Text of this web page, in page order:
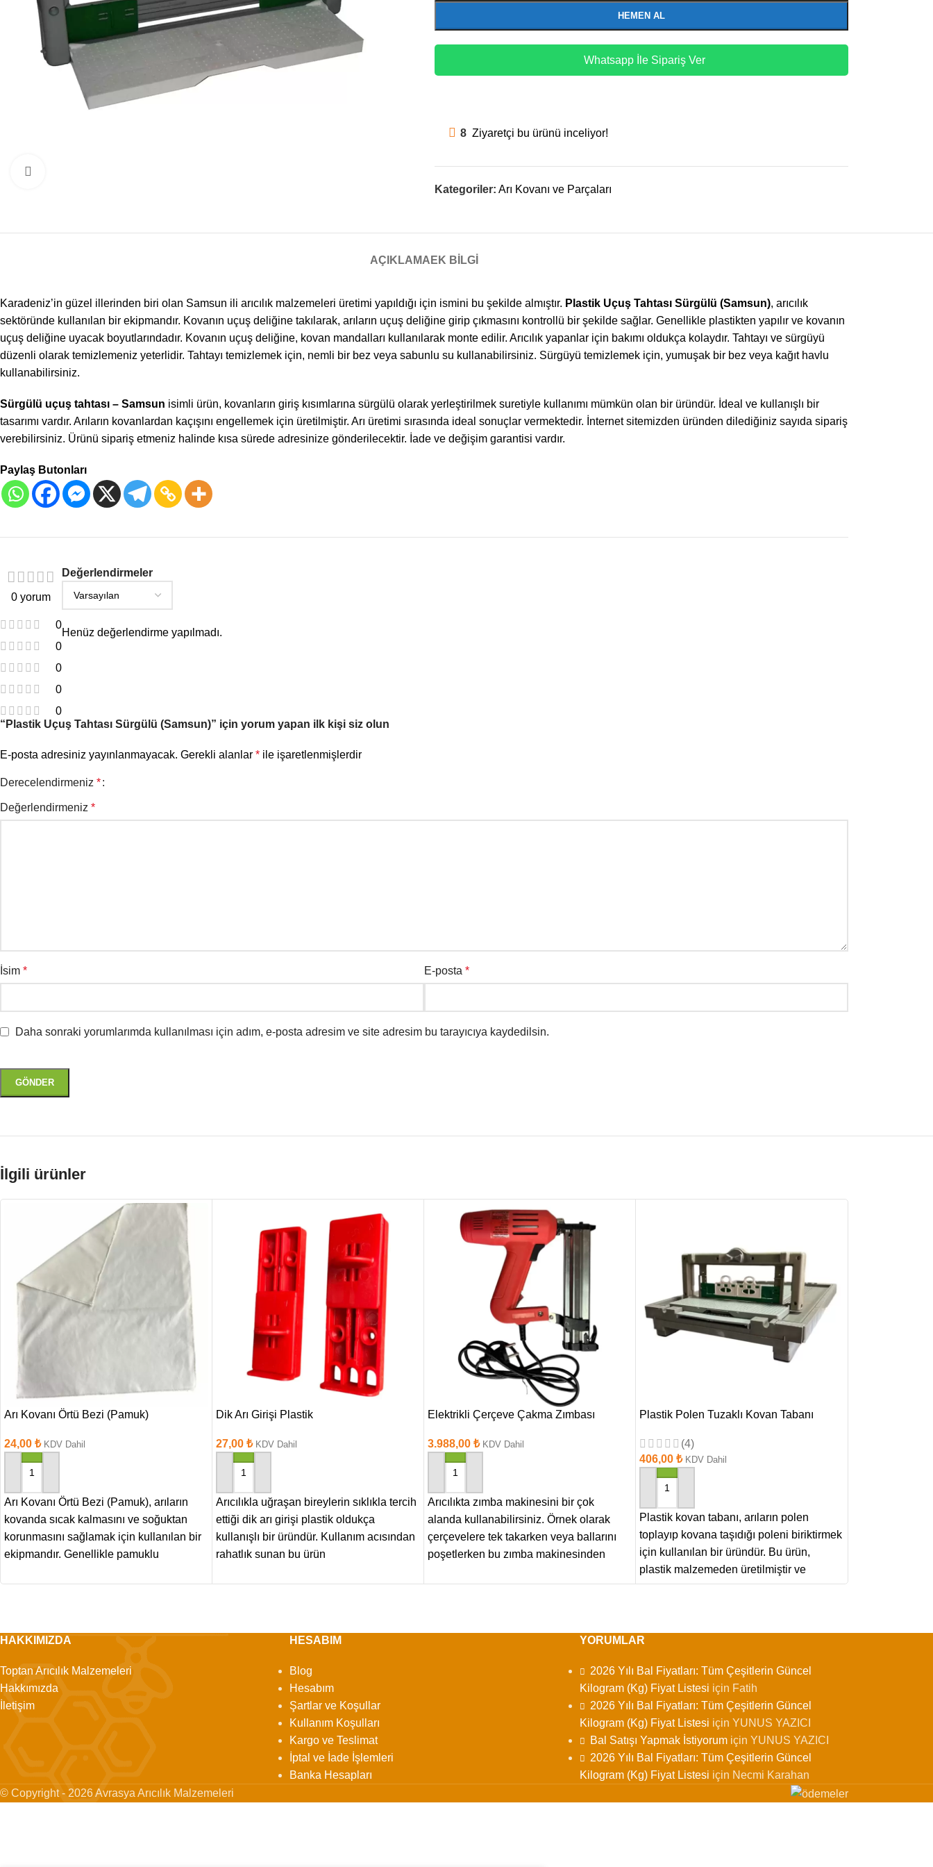
HEMEN AL
Whatsapp İle Sipariş Ver
8 Ziyaretçi bu ürünü inceliyor!
Kategoriler: Arı Kovanı ve Parçaları
AÇIKLAMA EK BILGI
Karadeniz’in güzel illerinden biri olan Samsun ili arıcılık malzemeleri üretimi yapıldığı için ismini bu şekilde almıştır. Plastik Uçuş Tahtası Sürgülü (Samsun), arıcılık
sektöründe kullanılan bir ekipmandır. Kovanın uçuş deliğine takılarak, arıların uçuş deliğine girip çıkmasını kontrollü bir şekilde sağlar. Genellikle plastikten yapılır ve kovanın
uçuş deliğine uyacak boyutlarındadır. Kovanın uçuş deliğine, kovan mandalları kullanılarak monte edilir. Arıcılık yapanlar için bakımı oldukça kolaydır. Tahtayı ve sürgüyü
düzenli olarak temizlemeniz yeterlidir. Tahtayı temizlemek için, nemli bir bez veya sabunlu su kullanabilirsiniz. Sürgüyü temizlemek için, yumuşak bir bez veya kağıt havlu
kullanabilirsiniz.
Sürgülü uçuş tahtası – Samsun isimli ürün, kovanların giriş kısımlarına sürgülü olarak yerleştirilmek suretiyle kullanımı mümkün olan bir üründür. İdeal ve kullanışlı bir
tasarımı vardır. Arıların kovanlardan kaçışını engellemek için üretilmiştir. Arı üretimi sırasında ideal sonuçlar vermektedir. İnternet sitemizden üründen dilediğiniz sayıda sipariş
verebilirsiniz. Ürünü sipariş etmeniz halinde kısa sürede adresinize gönderilecektir. İade ve değişim garantisi vardır.
Paylaş Butonları
0 yorum
0
0
0
0
0
Değerlendirmeler
Henüz değerlendirme yapılmadı.
“Plastik Uçuş Tahtası Sürgülü (Samsun)” için yorum yapan ilk kişi siz olun
E-posta adresiniz yayınlanmayacak. Gerekli alanlar * ile işaretlenmişlerdir
Derecelendirmeniz *
Değerlendirmeniz *
İsim * E-posta *
Daha sonraki yorumlarımda kullanılması için adım, e-posta adresim ve site adresim bu tarayıcıya kaydedilsin.
İlgili ürünler
Arı Kovanı Örtü Bezi (Pamuk)
24,00 ₺ KDV Dahil
SEPETE EKLE
Arı Kovanı Örtü Bezi (Pamuk), arıların
kovanda sıcak kalmasını ve soğuktan
korunmasını sağlamak için kullanılan bir
ekipmandır. Genellikle pamuklu
Dik Arı Girişi Plastik
27,00 ₺ KDV Dahil
SEPETE EKLE
Arıcılıkla uğraşan bireylerin sıklıkla tercih
ettiği dik arı girişi plastik oldukça
kullanışlı bir üründür. Kullanım acısından
rahatlık sunan bu ürün
Elektrikli Çerçeve Çakma Zımbası
3.988,00 ₺ KDV Dahil
SEPETE EKLE
Arıcılıkta zımba makinesini bir çok
alanda kullanabilirsiniz. Örnek olarak
çerçevelere tek takarken veya ballarını
poşetlerken bu zımba makinesinden
1 Adet
Plastik Polen Tuzaklı Kovan Tabanı
(4)
406,00 ₺ KDV Dahil
SEPETE EKLE
Plastik kovan tabanı, arıların polen
toplayıp kovana taşıdığı poleni biriktirmek
için kullanılan bir üründür. Bu ürün,
plastik malzemeden üretilmiştir ve
HAKKIMIZDA
Toptan Arıcılık Malzemeleri
Hakkımızda
İletişim
HESABIM
Blog
Hesabım
Şartlar ve Koşullar
Kullanım Koşulları
Kargo ve Teslimat
İptal ve İade İşlemleri
Banka Hesapları
YORUMLAR
2026 Yılı Bal Fiyatları: Tüm Çeşitlerin Güncel
Kilogram (Kg) Fiyat Listesi için Fatih
2026 Yılı Bal Fiyatları: Tüm Çeşitlerin Güncel
Kilogram (Kg) Fiyat Listesi için YUNUS YAZICI
Bal Satışı Yapmak İstiyorumiçin YUNUS YAZICI
2026 Yılı Bal Fiyatları: Tüm Çeşitlerin Güncel
Kilogram (Kg) Fiyat Listesi için Necmi Karahan
© Copyright - 2026 Avrasya Arıcılık Malzemeleri